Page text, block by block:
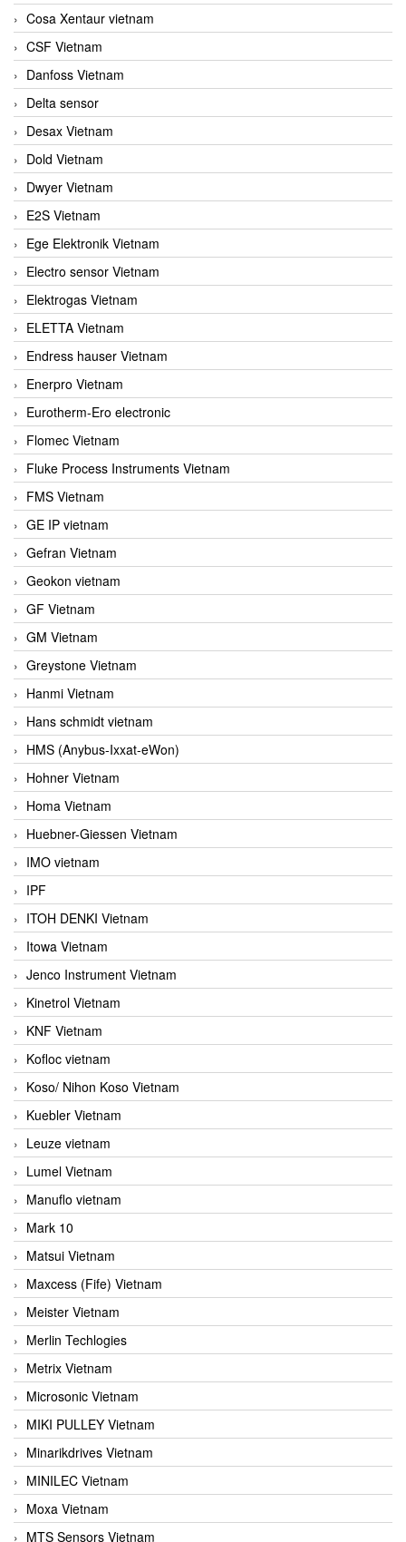
Cosa Xentaur vietnam
CSF Vietnam
Danfoss Vietnam
Delta sensor
Desax Vietnam
Dold Vietnam
Dwyer Vietnam
E2S Vietnam
Ege Elektronik Vietnam
Electro sensor Vietnam
Elektrogas Vietnam
ELETTA Vietnam
Endress hauser Vietnam
Enerpro Vietnam
Eurotherm-Ero electronic
Flomec Vietnam
Fluke Process Instruments Vietnam
FMS Vietnam
GE IP vietnam
Gefran Vietnam
Geokon vietnam
GF Vietnam
GM Vietnam
Greystone Vietnam
Hanmi Vietnam
Hans schmidt vietnam
HMS (Anybus-Ixxat-eWon)
Hohner Vietnam
Homa Vietnam
Huebner-Giessen Vietnam
IMO vietnam
IPF
ITOH DENKI Vietnam
Itowa Vietnam
Jenco Instrument Vietnam
Kinetrol Vietnam
KNF Vietnam
Kofloc vietnam
Koso/ Nihon Koso Vietnam
Kuebler Vietnam
Leuze vietnam
Lumel Vietnam
Manuflo vietnam
Mark 10
Matsui Vietnam
Maxcess (Fife) Vietnam
Meister Vietnam
Merlin Techlogies
Metrix Vietnam
Microsonic Vietnam
MIKI PULLEY Vietnam
Minarikdrives Vietnam
MINILEC Vietnam
Moxa Vietnam
MTS Sensors Vietnam